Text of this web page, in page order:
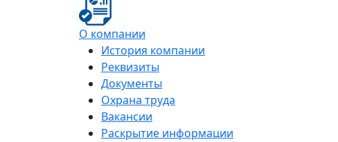
О компании
История компании
Реквизиты
Документы
Охрана труда
Вакансии
Раскрытие информации